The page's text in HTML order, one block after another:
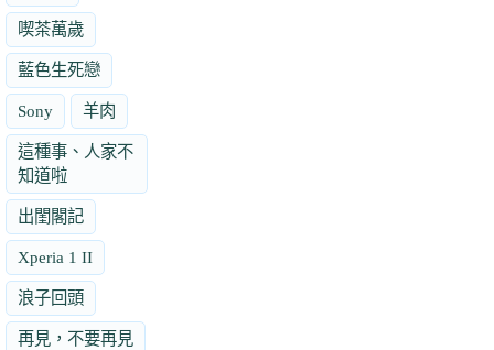
喫茶萬歲
藍色生死戀
Sony 羊肉
這種事、人家不
知道啦
出閨閣記
Xperia 1 II
浪子回頭
再見，不要再見